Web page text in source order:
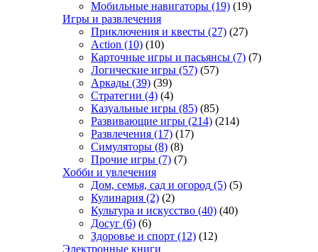
Мобильные навигаторы (19) (19)
Игры и развлечения
Приключения и квесты (27) (27)
Action (10) (10)
Карточные игры и пасьянсы (7) (7)
Логические игры (57) (57)
Аркады (39) (39)
Стратегии (4) (4)
Казуальные игры (85) (85)
Развивающие игры (214) (214)
Развлечения (17) (17)
Симуляторы (8) (8)
Прочие игры (7) (7)
Хобби и увлечения
Дом, семья, сад и огород (5) (5)
Кулинария (2) (2)
Культура и искусство (40) (40)
Досуг (6) (6)
Здоровье и спорт (12) (12)
Электронные книги